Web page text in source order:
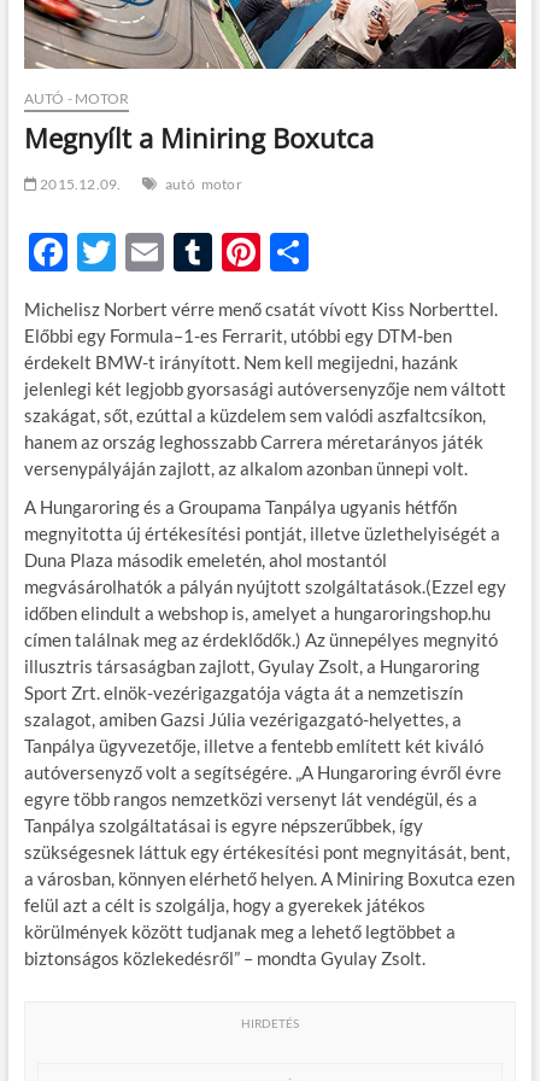
o
n
AUTÓ - MOTOR
Megnyílt a Miniring Boxutca
2015.12.09. autó motor
F
ac
e
b
o
o
k
T
w
itt
er
E
m
ail
T
m
bl
r
Pi
nt
er
es
t
O
ss
za
m
e
g
Michelisz Norbert vérre menő csatát vívott Kiss Norberttel.
Előbbi egy Formula–1-es Ferrarit, utóbbi egy DTM-ben
érdekelt BMW-t irányított. Nem kell megijedni, hazánk
jelenlegi két legjobb gyorsasági autóversenyzője nem váltott
szakágat, sőt, ezúttal a küzdelem sem valódi aszfaltcsíkon,
hanem az ország leghosszabb Carrera méretarányos játék
versenypályáján zajlott, az alkalom azonban ünnepi volt.
A Hungaroring és a Groupama Tanpálya ugyanis hétfőn
megnyitotta új értékesítési pontját, illetve üzlethelyiségét a
Duna Plaza második emeletén, ahol mostantól
megvásárolhatók a pályán nyújtott szolgáltatások.(Ezzel egy
időben elindult a webshop is, amelyet a hungaroringshop.hu
címen találnak meg az érdeklődők.) Az ünnepélyes megnyitó
illusztris társaságban zajlott, Gyulay Zsolt, a Hungaroring
Sport Zrt. elnök-vezérigazgatója vágta át a nemzetiszín
szalagot, amiben Gazsi Júlia vezérigazgató-helyettes, a
Tanpálya ügyvezetője, illetve a fentebb említett két kiváló
autóversenyző volt a segítségére. „A Hungaroring évről évre
egyre több rangos nemzetközi versenyt lát vendégül, és a
Tanpálya szolgáltatásai is egyre népszerűbbek, így
szükségesnek láttuk egy értékesítési pont megnyitását, bent,
a városban, könnyen elérhető helyen. A Miniring Boxutca ezen
felül azt a célt is szolgálja, hogy a gyerekek játékos
körülmények között tudjanak meg a lehető legtöbbet a
biztonságos közlekedésről” – mondta Gyulay Zsolt.
HIRDETÉS